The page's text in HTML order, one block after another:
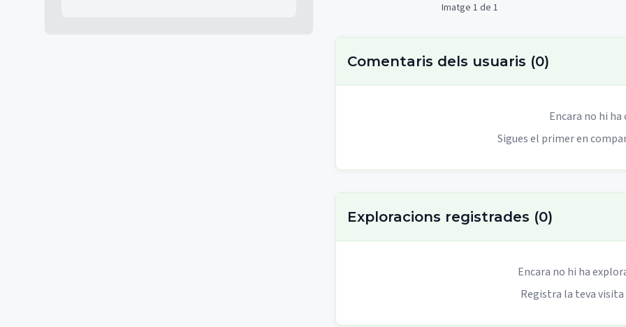
Imatge 1 de 1
Comentaris dels usuaris (0)
Encara no hi
Sigues el primer en
Exploracions registrades (0)
Encara no hi ha
Registra la teva